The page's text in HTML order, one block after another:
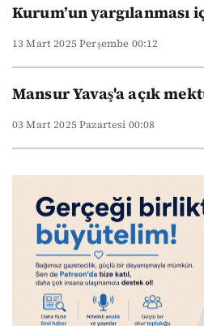
Kurum’un yargılanması
13 Mart 2025 Perşembe 00:12
Mansur Yavaş'a açık
03 Mart 2025 Pazartesi 00:08